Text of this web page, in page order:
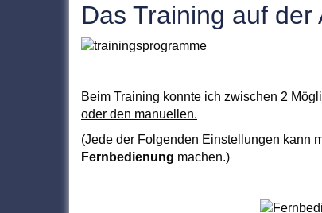
Das Training auf
Beim Training konnte ich zwischen 2
oder den manuellen.
(Jede der Folgenden Einstellungen kann
Fernbedienung machen.)